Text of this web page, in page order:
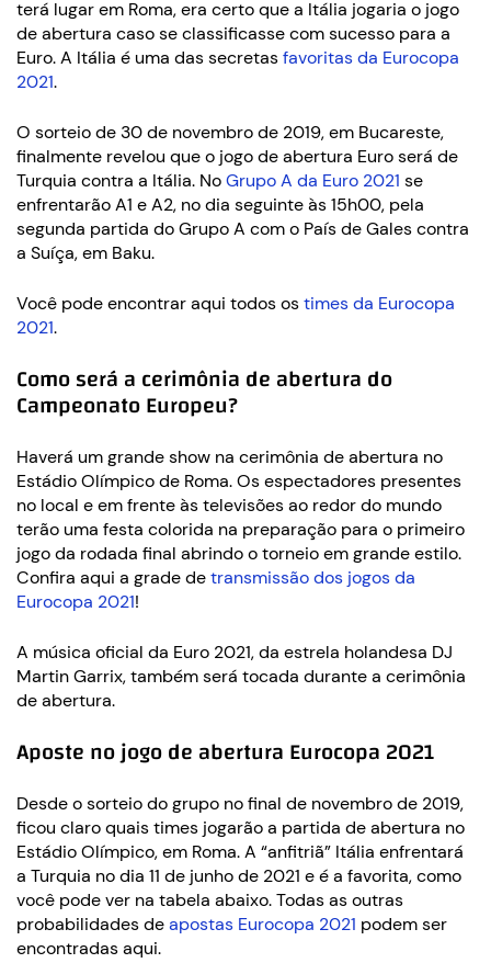
terá lugar em Roma, era certo que a Itália jogaria o jogo
de abertura caso se classificasse com sucesso para a
Euro. A Itália é uma das secretasfavoritas da Eurocopa
2021.
O sorteio de 30 de novembro de 2019, em Bucareste,
finalmente revelou que o jogo de abertura Euro será de
Turquia contra a Itália. NoGrupo A da Euro 2021 se
enfrentarão A1 e A2, no dia seguinte às 15h00, pela
segunda partida do Grupo A com o País de Gales contra
a Suíça, em Baku.
Você pode encontrar aqui todos ostimes da Eurocopa
2021.
Como será a cerimônia de abertura do
Campeonato Europeu?
Haverá um grande show na cerimônia de abertura no
Estádio Olímpico de Roma. Os espectadores presentes
no local e em frente às televisões ao redor do mundo
terão uma festa colorida na preparação para o primeiro
jogo da rodada final abrindo o torneio em grande estilo.
Confira aqui a grade detransmissão dos jogos da
Eurocopa 2021!
A música oficial da Euro 2021, da estrela holandesa DJ
Martin Garrix, também será tocada durante a cerimônia
de abertura.
Aposte no jogo de abertura Eurocopa 2021
Desde o sorteio do grupo no final de novembro de 2019,
ficou claro quais times jogarão a partida de abertura no
Estádio Olímpico, em Roma. A “anfitriã” Itália enfrentará
a Turquia no dia 11 de junho de 2021 e é a favorita, como
você pode ver na tabela abaixo. Todas as outras
probabilidades deapostas Eurocopa 2021 podem ser
encontradas aqui.